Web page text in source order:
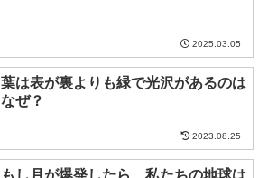
2025.03.05
葉は表が裏よりも緑で光沢があるのは
なぜ？
2023.08.25